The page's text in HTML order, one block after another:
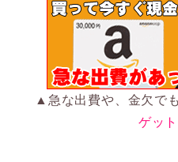
▲急な出費や、金欠で
ゲット